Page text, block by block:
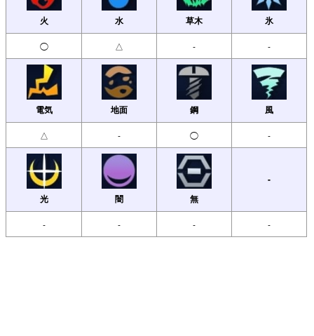
火 水 草木 氷
◯ △ - -
電気 地面 鋼 風
△ - ◯ -
光 闇 無
-
- - - -